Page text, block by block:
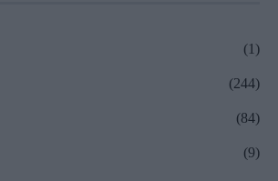
(1)
(244)
(84)
(9)